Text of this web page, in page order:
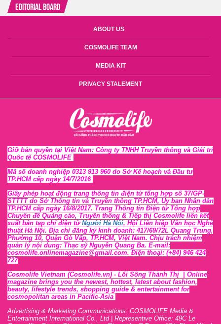
Editorial Board
ABOUT US
COSMOLIFE TEAM
MEDIA KIT
PRIVACY STALEMENT
Giữ bản quyền tại Việt Nam: Công ty TNHH Truyền thông và Giải trí
Quốc tế COSMOLIFE
Mã số doanh nghiệp 0313 913 960 do Sở Kế hoạch và Đầu tư
TP.HCM cấp ngày 14/7/2016
Giấy phép hoạt động trang thông tin điện tử tổng hợp số 37/GP-
STTTT do Sở Thông tin và Truyền thông TP.HCM, Ủy ban Nhân dân
TP.HCM cấp ngày 16/8/2017. Trang Thông tin Điện tử Tổng hợp
Chuyên đề Quảng cáo, Truyền thông & Tiếp thị Cosmolife liên kết
xuất bản tạp chí điện tử Người Hà Nội, Hội Liên hiệp Văn học Nghệ
thuật Hà Nội. Địa chỉ đăng ký kinh doanh: 417/69/72L Quang Trung,
Phường 10, Quận Gò Vấp, TP.HCM, Việt Nam. Chịu trách nhiệm
quản lý nội dung: Thạc sỹ Nguyễn Quang Ba. E-mail:
cosmolife.onlinemagazine@gmail.com. Điện thoại: (+84) 946 424
727
Cosmolife Vietnam (Cosmolife.vn) - Lối Sống Thành Thị | Online
magazine brings you the newest, hottest, latest about fashion,
beauty, lifestyle trends, shopping guide & entertainment for
cosmopolitan areas in Pacific-Asia
Advertising & Marketing Communications: COSMOLIFE Media &
Entertainment International Co., Ltd | Representive Office: 49C Le